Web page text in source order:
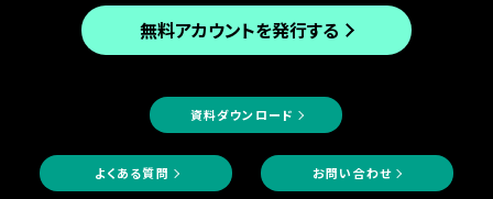
無料アカウントを発行する
資料ダウンロード
よくある質問 お問い合わせ